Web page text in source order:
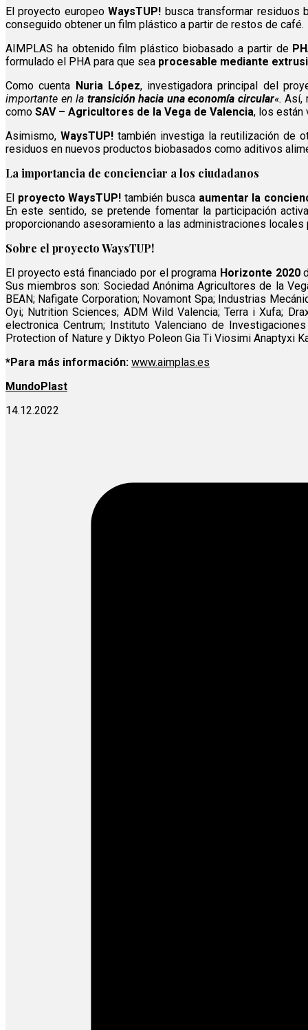
El proyecto europeoWaysTUP! busca transformar residuos
conseguido obtener un film plástico a partir de restos de
AIMPLAS ha obtenido film plástico biobasado a partir de
formulado el PHA para que sea procesable mediante
Como cuenta Nuria López, investigadora principal del
importante en la transición hacia una economía circular«.Así,
como SAV – Agricultores de la Vega de Valencia, los están
Asimismo, WaysTUP!también investiga la reutilización de
residuos en nuevos productos biobasados como aditivos
La importancia de concienciar a los ciudadanos
El proyecto WaysTUP!también busca aumentar la
En este sentido, se pretende fomentar la participación
proporcionando asesoramiento a las administraciones
Sobre el proyecto WaysTUP!
El proyecto está financiado por el programa Horizonte 2020
Sus miembros son: Sociedad Anónima Agricultores de la
BEAN; Nafigate Corporation; Novamont Spa; Industrias
Oyi; Nutrition Sciences; ADM Wild Valencia; Terra i Xufa;
electronica Centrum; Instituto Valenciano de
Protection of Nature y Diktyo Poleon Gia Ti Viosimi Anaptyxi
*Para más información: www.aimplas.es
MundoPlast
14.12.2022